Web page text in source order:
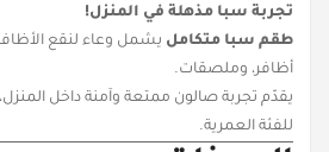
تجربة سبا مذهلة في المنزل!
طقم سبا متكامل يشمل وعاء لنقع
أظافر، وملصقات.
يقدّم تجربة صالون ممتعة وآمنة داخل
للفئة العمرية.